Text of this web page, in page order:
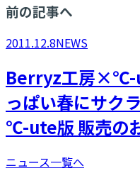
前の記事へ
2011.12.8NEWS
Berryz工房×℃-
っぱい春にサク
℃-ute版 販売の
ニュース一覧へ